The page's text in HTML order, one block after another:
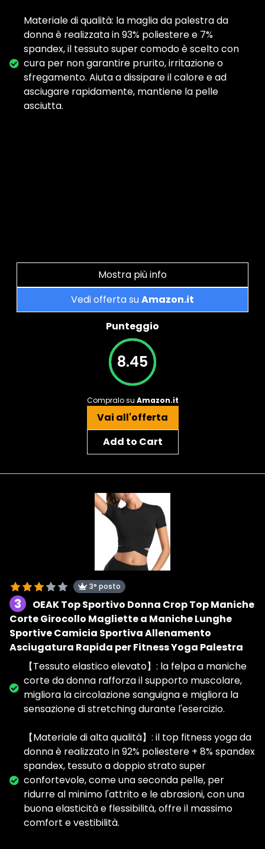
Materiale di qualità: la maglia da palestra da
donna è realizzata in 93% poliestere e 7%
spandex, il tessuto super comodo è scelto con
cura per non garantire prurito, irritazione o
sfregamento. Aiuta a dissipare il calore e ad
asciugare rapidamente, mantiene la pelle
asciutta.
Mostra più info
Vedi offerta suAmazon.it
Punteggio
8.45
Compralo su Amazon.it
Vai all'offerta
Add to Cart
3° posto
3
OEAK Top Sportivo Donna Crop Top Maniche
Corte Girocollo Magliette a Maniche Lunghe
Sportive Camicia Sportiva Allenamento
Asciugatura Rapida per Fitness Yoga Palestra
【Tessuto elastico elevato】: la felpa a maniche
corte da donna rafforza il supporto muscolare,
migliora la circolazione sanguigna e migliora la
sensazione di stretching durante l'esercizio.
【Materiale di alta qualità】: il top fitness yoga da
donna è realizzato in 92% poliestere + 8% spandex
spandex, tessuto a doppio strato super
confortevole, come una seconda pelle, per
ridurre al minimo l'attrito e le abrasioni, con una
buona elasticità e flessibilità, offre il massimo
comfort e vestibilità.